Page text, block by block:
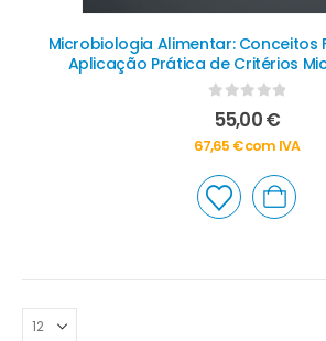
Microbiologia Alimentar: Conceitos
Aplicação Prática de Critérios
0out of 5
55,00€
67,65 €com IVA